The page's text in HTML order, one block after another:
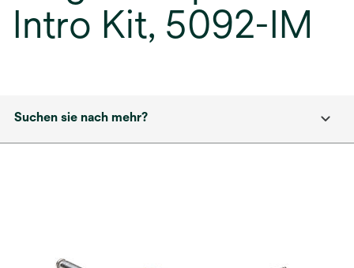
Intro Kit, 5092-IM
Suchen sie nach mehr?